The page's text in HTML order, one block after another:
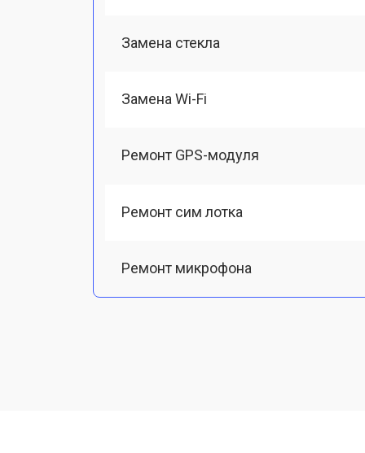
Замена стекла
Замена Wi-Fi
Ремонт GPS-модуля
Ремонт сим лотка
Ремонт микрофона